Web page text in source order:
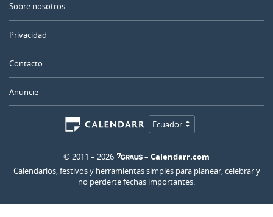
Sobre nosotros
Privacidad
Contacto
Anuncie
Ecuador
© 2011 – 2026 – Calendarr.com
Calendarios, festivos y herramientas simples para planear, celebrar y
no perderte fechas importantes.